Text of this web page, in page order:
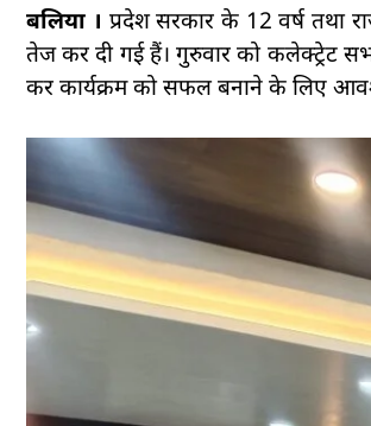
बलिया । प्रदेश सरकार के 12 वर्ष तथा
तेज कर दी गई हैं। गुरुवार को कलेक्ट्रेट
कर कार्यक्रम को सफल बनाने के लिए